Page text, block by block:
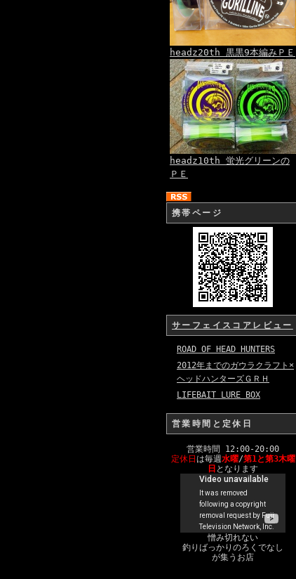
headz20th 黒黒9本編みＰＥ
headz10th 蛍光グリーンの
ＰＥ
携帯ページ
サーフェイスコアレビュー
ROAD OF HEAD HUNTERS
2012年までのガウラクラフト×
ヘッドハンターズＧＲＨ
LIFEBAIT LURE BOX
営業時間と定休日
営業時間 12:00-20:00
定休日 は毎週水曜/第1と第3木曜
日 となります
憎み切れない
釣りばっかりのろくでなし
が集うお店